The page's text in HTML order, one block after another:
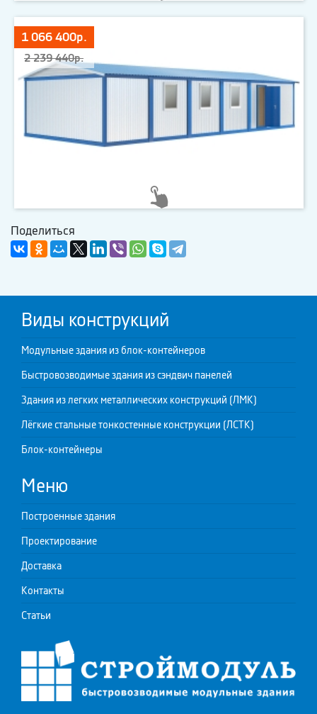
1 066 400р.
2 239 440р.
Поделиться
Виды конструкций
Модульные здания из блок-контейнеров
Быстровозводимые здания из сэндвич панелей
Здания из легких металлических конструкций (ЛМК)
Лёгкие стальные тонкостенные конструкции (ЛСТК)
Блок-контейнеры
Меню
Построенные здания
Проектирование
Доставка
Контакты
Статьи